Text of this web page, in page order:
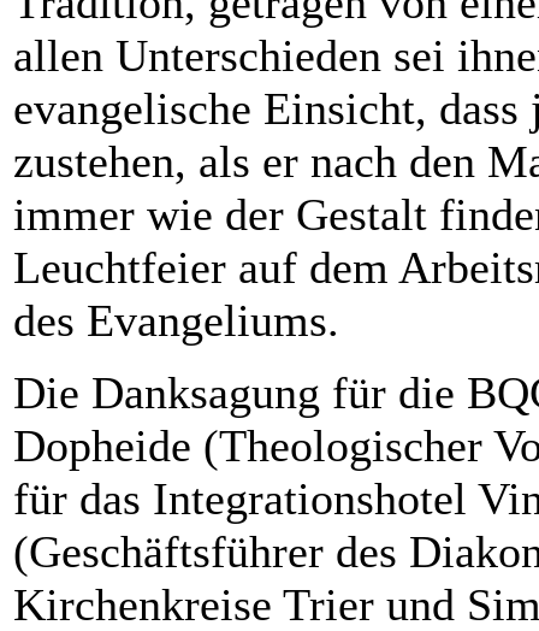
allen Unterschieden sei
evangelische Einsicht,
zustehen, als er nach den
immer wie der Gestalt
Leuchtfeier auf dem
des Evangeliums.
Die Danksagung für die
Dopheide (Theologischer
für das Integrationshotel
(Geschäftsführer des
Kirchenkreise Trier und